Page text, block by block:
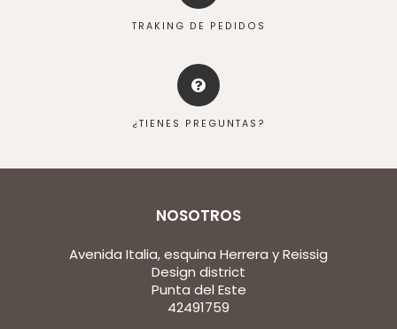
TRAKING DE PEDIDOS
¿TIENES PREGUNTAS?
NOSOTROS
Avenida Italia, esquina Herrera y Reissig
Design district
Punta del Este
42491759